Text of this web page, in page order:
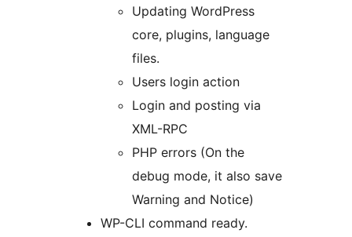
Updating WordPress
core, plugins, language
files.
Users login action
Login and posting via
XML-RPC
PHP errors (On the
debug mode, it also save
Warning and Notice)
WP-CLI command ready.